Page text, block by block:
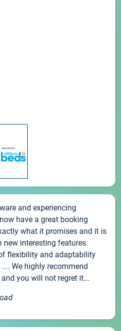
and experiencing
have a great booking
what it promises and it is
interesting features.
flexibility and adaptability
We highly recommend
you will not regret it...